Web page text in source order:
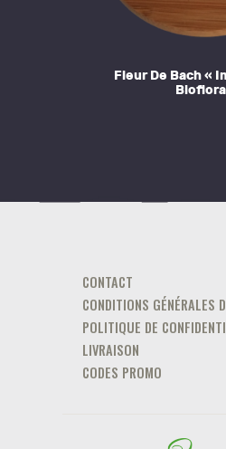
Fleur De Bach «
CONTACT
CONDITIONS GÉNÉRALES
POLITIQUE DE
LIVRAISON
CODES PROMO